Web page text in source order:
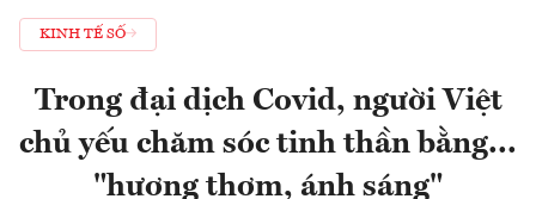
KINH TẾ SỐ
Trong đại dịch Covid, người Việt
chủ yếu chăm sóc tinh thần bằng...
"hương thơm, ánh sáng"